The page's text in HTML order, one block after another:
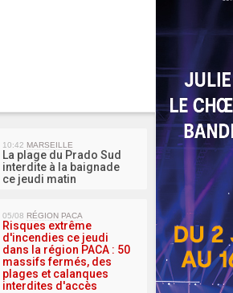
MA
10:42 MARSEILLE
La plage du Prado Sud
interdite à la baignade
ce jeudi matin
05/08 RÉGION PACA
Risques extrême
d'incendies ce jeudi
dans la région PACA : 50
massifs fermés, des
plages et calanques
interdites d'accès